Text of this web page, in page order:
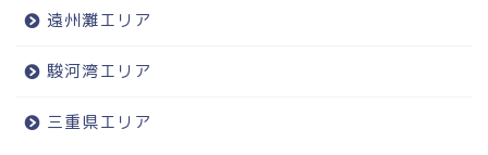
遠州灘エリア
駿河湾エリア
三重県エリア